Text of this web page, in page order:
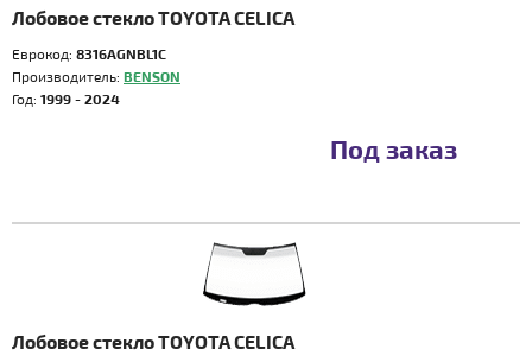
Лобовое стекло TOYOTA CELICA
Еврокод: 8316AGNBL1C
Производитель: BENSON
Год: 1999 - 2024
Под заказ
Лобовое стекло TOYOTA CELICA